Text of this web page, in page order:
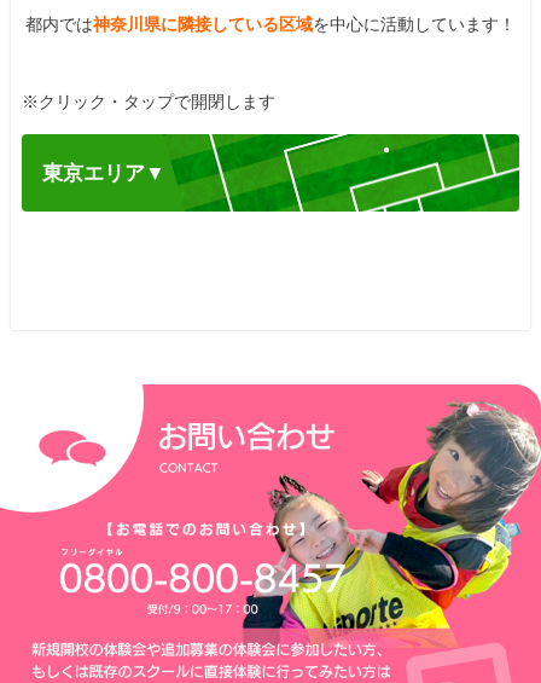
都内では神奈川県に隣接している区域を中心に活動しています！
※クリック・タップで開閉します
東京エリア▼